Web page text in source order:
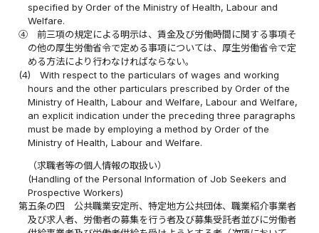
specified by Order of the Ministry of Health, Labour and
Welfare.
④
前三項の規定による明示は、賃金及び労働時間に関する事項そ
の他の厚生労働省令で定める事項については、厚生労働省令で定
める方法により行わなければならない。
(4)
With respect to the particulars of wages and working
hours and the other particulars prescribed by Order of the
Ministry of Health, Labour and Welfare, Labour and Welfare,
an explicit indication under the preceding three paragraphs
must be made by employing a method by Order of the
Ministry of Health, Labour and Welfare.
（求職者等の個人情報の取扱い）
(Handling of the Personal Information of Job Seekers and
Prospective Workers)
第五条の四
公共職業安定所、特定地方公共団体、職業紹介事業者
及び求人者、労働者の募集を行う者及び募集受託者並びに労働者